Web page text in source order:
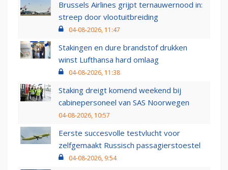
Brussels Airlines grijpt ternauwernood in:
streep door vlootuitbreiding
04-08-2026, 11:47
Stakingen en dure brandstof drukken
winst Lufthansa hard omlaag
04-08-2026, 11:38
Staking dreigt komend weekend bij
cabinepersoneel van SAS Noorwegen
04-08-2026, 10:57
Eerste succesvolle testvlucht voor
zelfgemaakt Russisch passagierstoestel
04-08-2026, 9:54